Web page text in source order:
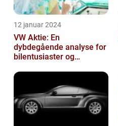
12 januar 2024
VW Aktie: En
dybdegående analyse for
bilentusiaster og